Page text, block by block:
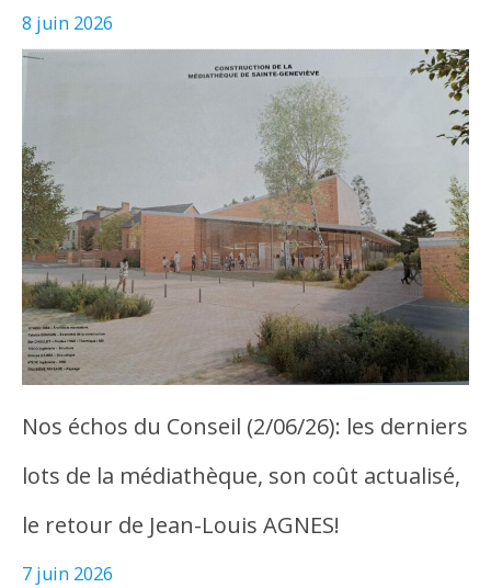
8 juin 2026
Nos échos du Conseil (2/06/26): les derniers
lots de la médiathèque, son coût actualisé,
le retour de Jean-Louis AGNES!
7 juin 2026